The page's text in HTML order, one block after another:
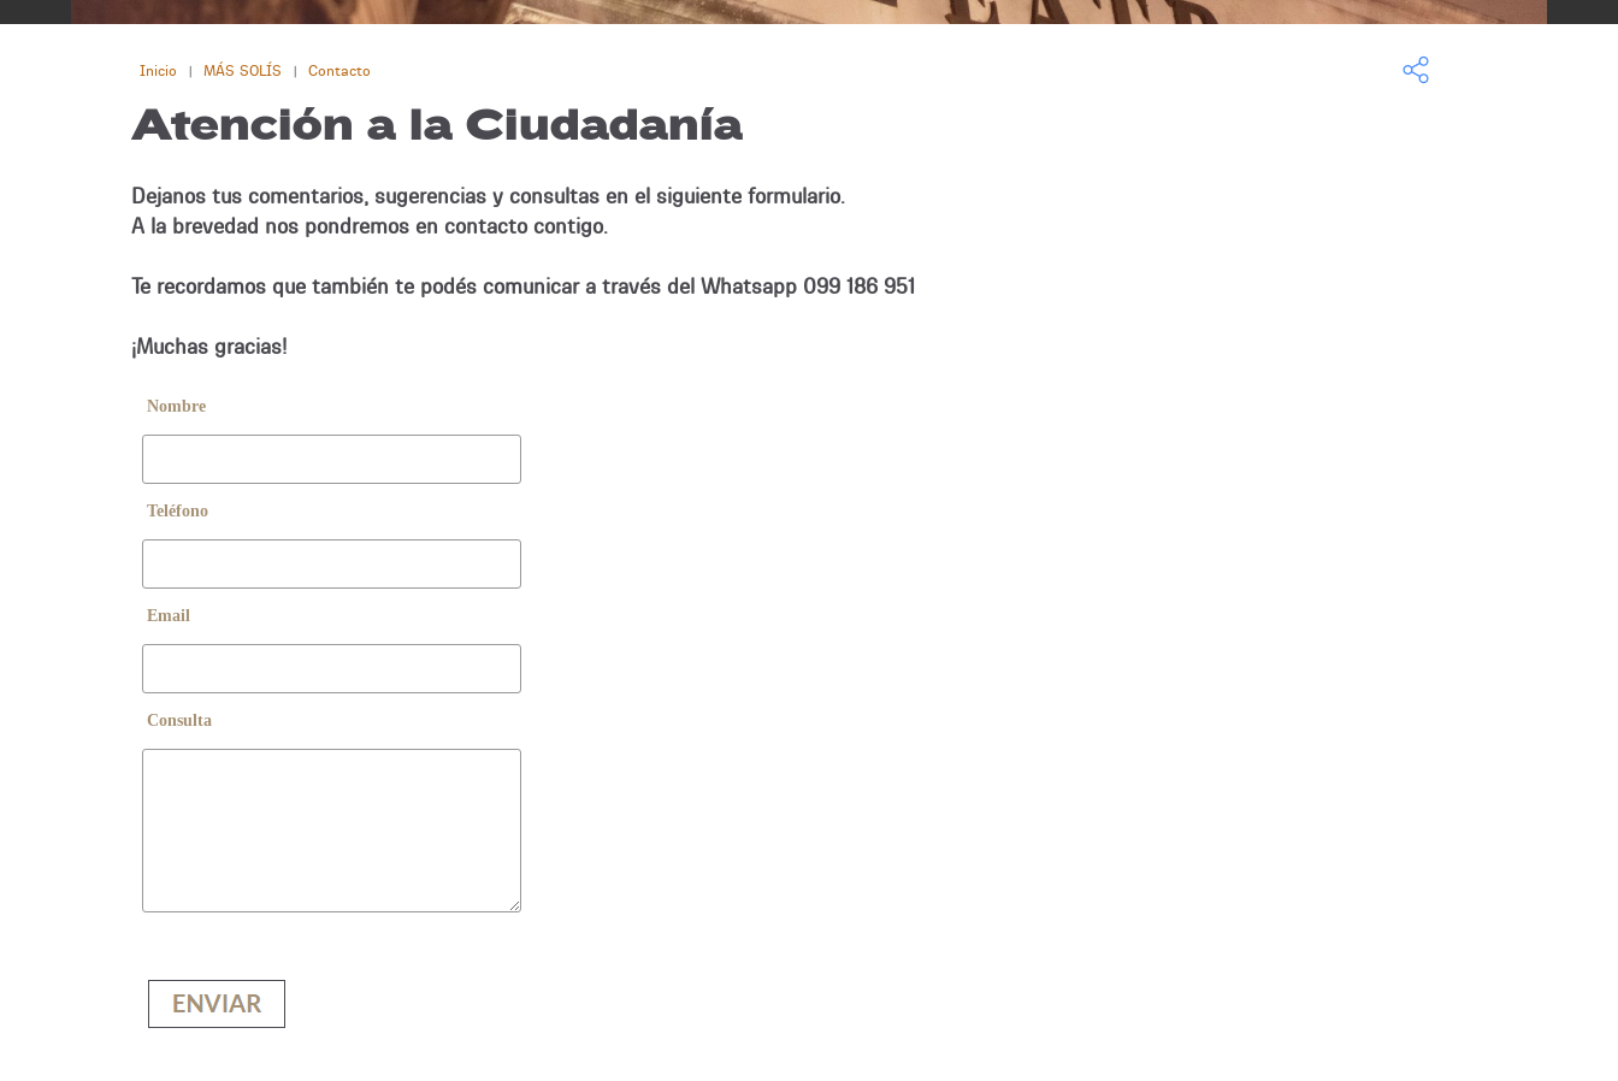
Inicio MÁS SOLÍS Contacto
Atención a la Ciudadanía
Dejanos tus comentarios, sugerencias y consultas en el siguiente formulario.
A la brevedad nos pondremos en contacto contigo.
Te recordamos que también te podés comunicar a través del Whatsapp 099 186 951
¡Muchas gracias!